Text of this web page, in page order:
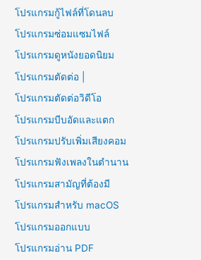
โปรแกรมกู้ไฟล์ที่โดนลบ
โปรแกรมซ่อมแซมไฟล์
โปรแกรมดูหนังยอดนิยม
โปรแกรมตัดต่อ |
โปรแกรมตัดต่อวิดีโอ
โปรแกรมบีบอัดและแตก
โปรแกรมปรับเพิ่มเสียงคอม
โปรแกรมฟังเพลงในตำนาน
โปรแกรมสามัญที่ต้องมี
โปรแกรมสำหรับ macOS
โปรแกรมออกแบบ
โปรแกรมอ่าน PDF